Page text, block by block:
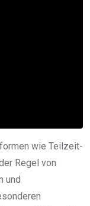
wie Teilzeit-
Regel von
und